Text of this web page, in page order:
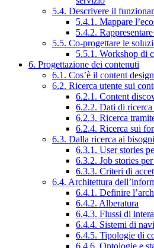
5.4. Descrivere il
5.4.1. Mappare
5.4.2.
5.5. Co-progettare le
5.5.1. Workshop di
6. Progettazione dei contenuti
6.1. Cos’è il content design
6.2. Ricerca utente sui
6.2.1. Content
6.2.2. Dati di
6.2.3. Ricerca
6.2.4. Ricerca sui
6.3. Dalla ricerca ai
6.3.1. User stories
6.3.2. Job stories
6.3.3. Criteri di
6.4. Architettura
6.4.1. Definire
6.4.2. Alberatura
6.4.3. Flussi di
6.4.4. Sistemi di
6.4.5. Tipologie di
6.4.6. Ontologie e